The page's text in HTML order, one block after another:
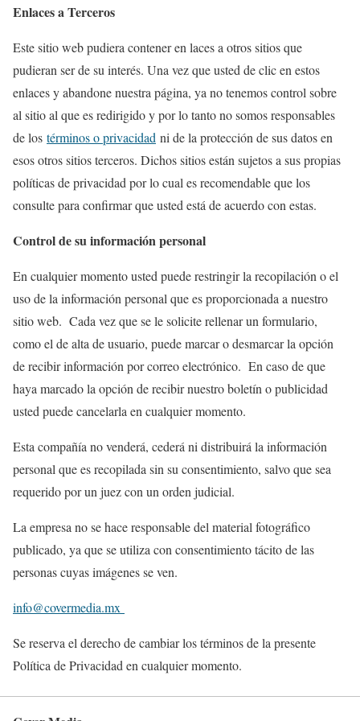
Enlaces a Terceros
Este sitio web pudiera contener en laces a otros sitios que
pudieran ser de su interés. Una vez que usted de clic en estos
enlaces y abandone nuestra página, ya no tenemos control sobre
al sitio al que es redirigido y por lo tanto no somos responsables
de los términos o privacidad ni de la protección de sus datos en
esos otros sitios terceros. Dichos sitios están sujetos a sus propias
políticas de privacidad por lo cual es recomendable que los
consulte para confirmar que usted está de acuerdo con estas.
Control de su información personal
En cualquier momento usted puede restringir la recopilación o el
uso de la información personal que es proporcionada a nuestro
sitio web. Cada vez que se le solicite rellenar un formulario,
como el de alta de usuario, puede marcar o desmarcar la opción
de recibir información por correo electrónico. En caso de que
haya marcado la opción de recibir nuestro boletín o publicidad
usted puede cancelarla en cualquier momento.
Esta compañía no venderá, cederá ni distribuirá la información
personal que es recopilada sin su consentimiento, salvo que sea
requerido por un juez con un orden judicial.
La empresa no se hace responsable del material fotográfico
publicado, ya que se utiliza con consentimiento tácito de las
personas cuyas imágenes se ven.
info@covermedia.mx
Se reserva el derecho de cambiar los términos de la presente
Política de Privacidad en cualquier momento.